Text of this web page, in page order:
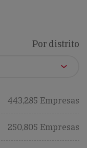
Por distrito
443,285 Empresas
250,805 Empresas